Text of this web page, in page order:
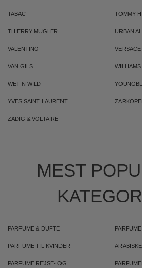
TABAC TOMMY
THIERRY MUGLER URBAN
VALENTINO VERSACE
VAN GILS WILLIAMS
WET N WILD
YVES SAINT LAURENT
ZADIG & VOLTAIRE
MEST
PARFUME & DUFTE
PARFUME TIL KVINDER
PARFUME REJSE- OG